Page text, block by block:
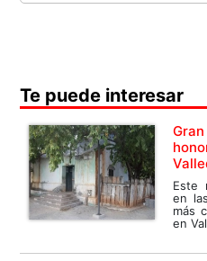
Te puede interesar
Este
en
más
en